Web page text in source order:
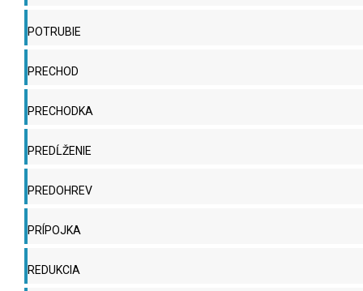
POTRUBIE
PRECHOD
PRECHODKA
PREDĹŽENIE
PREDOHREV
PRÍPOJKA
REDUKCIA